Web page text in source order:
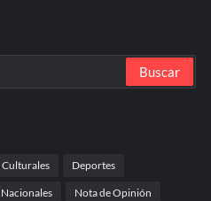
Culturales Deportes
Nacionales Nota de Opinión